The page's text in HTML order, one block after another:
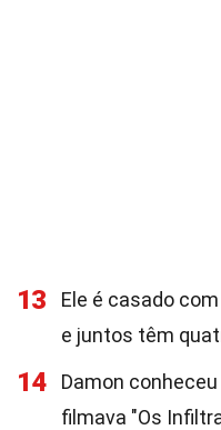
13
Ele é casado
e juntos têm
14
Damon
filmava "Os